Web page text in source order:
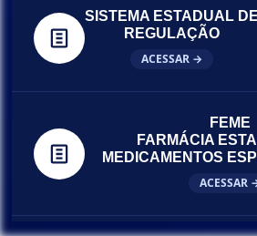
SISTEMA ESTADUAL DE
REGULAÇÃO
ACESSAR →
FEME
FARMÁCIA
MEDICAMENTOS
ACESSAR